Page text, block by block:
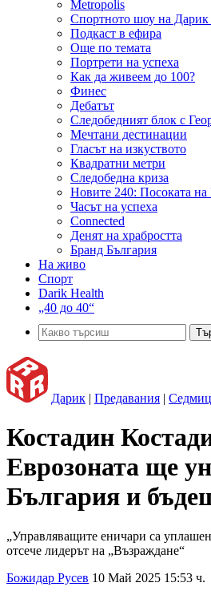
Metropolis
Спортното шоу на Дарик
Подкаст в ефира
Още по темата
Портрети на успеха
Как да живеем до 100?
Финес
Дебатът
Следобедният блок с
Мечтани дестинации
Гласът на изкуството
Квадратни метри
Следобедна криза
Новите 240: Посоката на
Часът на успеха
Connected
Денят на храбростта
Бранд България
На живо
Спорт
Darik Health
„40 до 40“
Дарик | Предавания |
Костадин
Еврозоната ще
България и
„Управляващите еничари са
отсече лидерът на „Възраждане“
Божидар Русев 10 Май 2025 15:53 ч.